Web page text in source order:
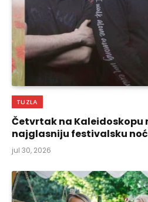
TUZLA
Četvrtak na Kaleidoskopu
najglasniju festivalsku noć
jul 30, 2026